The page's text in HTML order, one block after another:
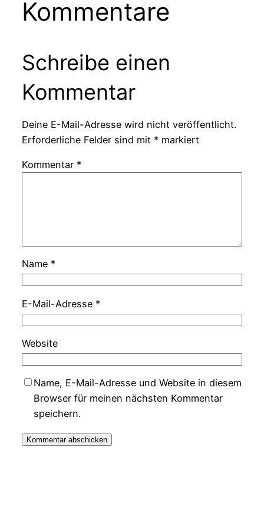
Kommentare
Schreibe einen
Kommentar
Deine E-Mail-Adresse wird nicht veröffentlicht.
Erforderliche Felder sind mit * markiert
Kommentar *
Name *
E-Mail-Adresse *
Website
Name, E-Mail-Adresse und Website in diesem
Browser für meinen nächsten Kommentar
speichern.